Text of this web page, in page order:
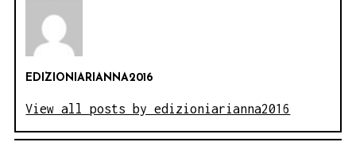
EDIZIONIARIANNA2016
View all posts by edizioniarianna2016